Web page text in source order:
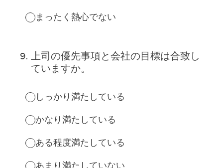
まったく熱心でない
9. 上司の優先事項と会社の目標は合致し
ていますか。
しっかり満たしている
かなり満たしている
ある程度満たしている
あまり満たしていない